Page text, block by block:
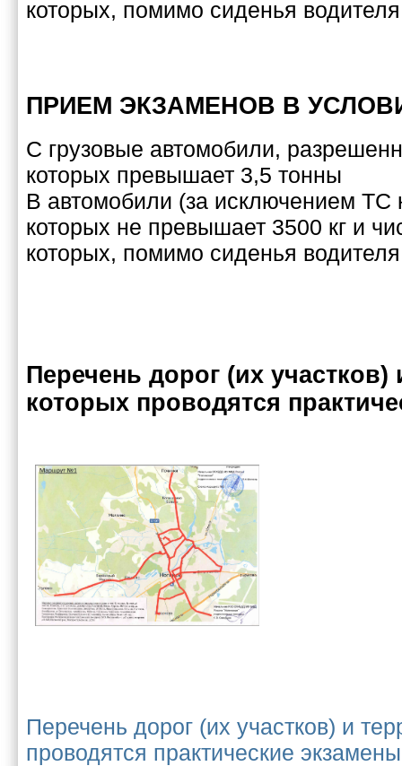
которых, помимо сиденья
ПРИЕМ ЭКЗАМЕНОВ В
C грузовые автомобили,
которых превышает 3,5 тонны
B автомобили (за исключением
которых не превышает 3500 кг и
которых, помимо сиденья
Перечень дорог (их участков)
которых проводятся
Перечень дорог (их участков) и
проводятся практические